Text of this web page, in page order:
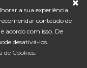
a sua experiência
conteúdo de
acordo com isso. De
desativá-los.
de Cookies.